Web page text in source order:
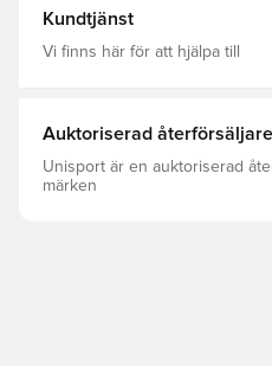
Kundtjänst
Vi finns här för att hjälpa till
Auktoriserad återförsäljare
Unisport är en auktoriserad
märken